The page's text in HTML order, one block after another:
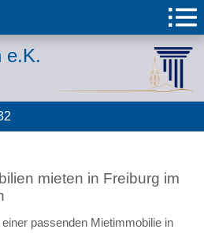
e.K.
mieten in Freiburg im
passenden Mietimmobilie in